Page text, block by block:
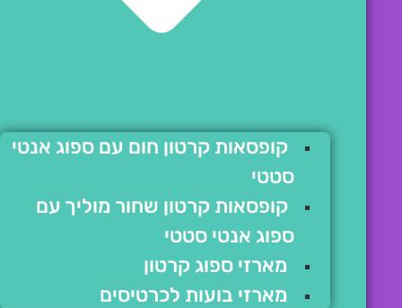
קופסאות קרטון חום עם ספוג אנטי
סטטי
קופסאות קרטון שחור מוליך עם
ספוג אנטי סטטי
מארזי ספוג קרטון
מארזי בועות לכרטיסים